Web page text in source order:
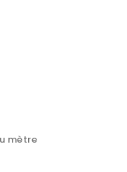
mètre